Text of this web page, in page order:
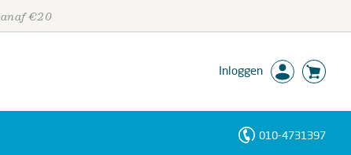
€20
Inloggen
010-4731397